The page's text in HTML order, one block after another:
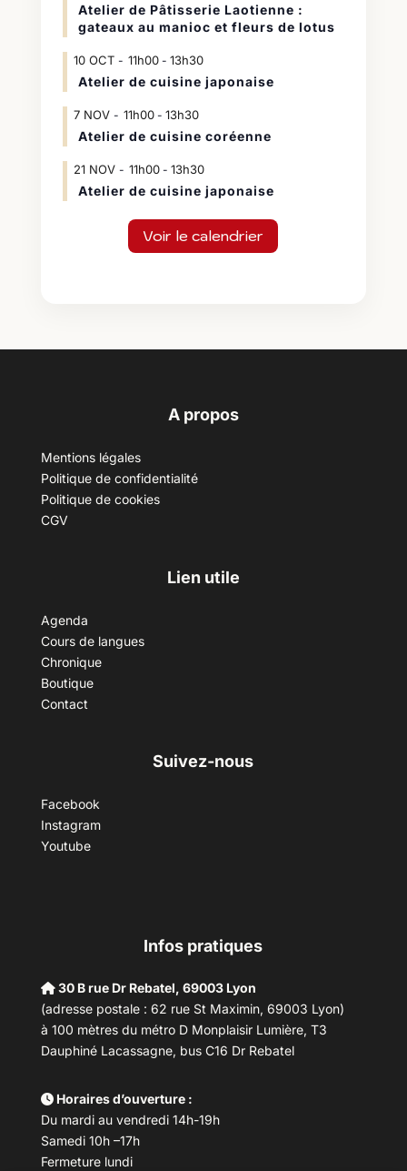
Atelier de Pâtisserie Laotienne :
gateaux au manioc et fleurs de lotus
10 OCT 11h00- 13h30
Atelier de cuisine japonaise
7 NOV 11h00- 13h30
Atelier de cuisine coréenne
21 NOV 11h00- 13h30
Atelier de cuisine japonaise
Voir le calendrier
A propos
Mentions légales
Politique de confidentialité
Politique de cookies
CGV
Lien utile
Agenda
Cours de langues
Chronique
Boutique
Contact
Suivez-nous
Facebook
Instagram
Youtube
Infos pratiques
30 B rue Dr Rebatel, 69003 Lyon
(adresse postale : 62 rue St Maximin, 69003 Lyon)
à 100 mètres du métro D Monplaisir Lumière, T3
Dauphiné Lacassagne, bus C16 Dr Rebatel
Horaires d’ouverture :
Du mardi au vendredi 14h-19h
Samedi 10h –17h
Fermeture lundi